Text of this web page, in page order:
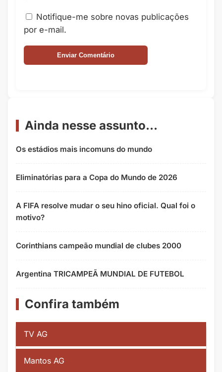
Notifique-me sobre novas publicações
por e-mail.
Ainda nesse assunto...
Os estádios mais incomuns do mundo
Eliminatórias para a Copa do Mundo de 2026
A FIFA resolve mudar o seu hino oficial. Qual foi o
motivo?
Corinthians campeão mundial de clubes 2000
Argentina TRICAMPEÃ MUNDIAL DE FUTEBOL
Confira também
TV AG
Mantos AG